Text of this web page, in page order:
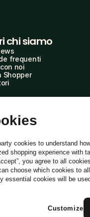
chi siamo
frequenti
noi
Shopper
Italiano
cookies to understand
shopping experience with
you agree to all
choose which cookies to
essential cookies will be
Customize